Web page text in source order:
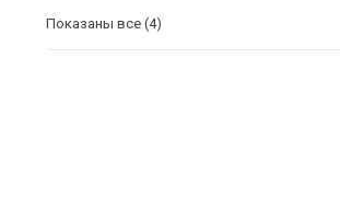
Показаны все (4)